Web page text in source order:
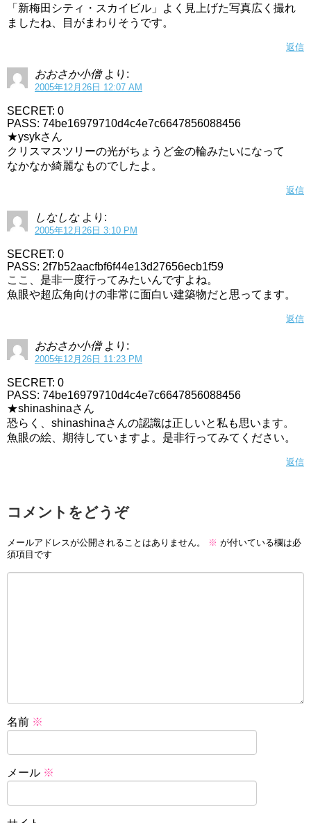
「新梅田シティ・スカイビル」よく見上げた写真広く撮れ
ましたね、目がまわりそうです。
返信
おおさか小僧 より:
2005年12月26日 12:07 AM
SECRET: 0
PASS: 74be16979710d4c4e7c6647856088456
★ysykさん
クリスマスツリーの光がちょうど金の輪みたいになって
なかなか綺麗なものでしたよ。
返信
しなしな より:
2005年12月26日 3:10 PM
SECRET: 0
PASS: 2f7b52aacfbf6f44e13d27656ecb1f59
ここ、是非一度行ってみたいんですよね。
魚眼や超広角向けの非常に面白い建築物だと思ってます。
返信
おおさか小僧 より:
2005年12月26日 11:23 PM
SECRET: 0
PASS: 74be16979710d4c4e7c6647856088456
★shinashinaさん
恐らく、shinashinaさんの認識は正しいと私も思います。
魚眼の絵、期待していますよ。是非行ってみてください。
返信
コメントをどうぞ
メールアドレスが公開されることはありません。 ※ が付いている欄は必
須項目です
名前 ※
メール ※